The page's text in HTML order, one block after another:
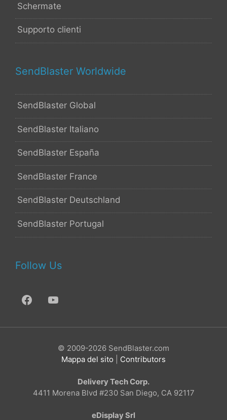
Schermate
Supporto clienti
SendBlaster Worldwide
SendBlaster Global
SendBlaster Italiano
SendBlaster España
SendBlaster France
SendBlaster Deutschland
SendBlaster Portugal
Follow Us
© 2009-2026 SendBlaster.com
Mappa del sito
Contributors
Delivery Tech Corp.
4411 Morena Blvd #230 San Diego, CA 92117
eDisplay Srl